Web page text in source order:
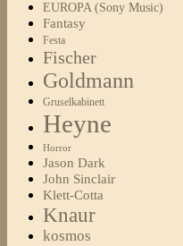
EUROPA (Sony Music)
Fantasy
Festa
Fischer
Goldmann
Gruselkabinett
Heyne
Horror
Jason Dark
John Sinclair
Klett-Cotta
Knaur
kosmos